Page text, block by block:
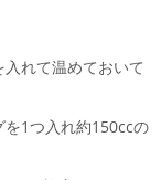
れて温めておいて
1つ入れ約150ccの